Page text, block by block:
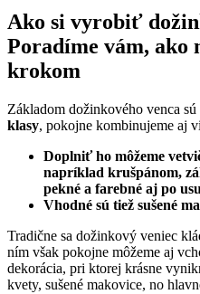
Ako si vyrobiť
Poradíme vám, ako
krokom
Základom dožinkového venca
klasy, pokojne kombinujeme aj
Doplniť ho môžeme
napríklad krušpánom,
pekné a farebné aj po
Vhodné sú tiež sušené
Tradične sa dožinkový veniec
ním však pokojne môžeme aj
dekorácia, pri ktorej krásne
kvety, sušené makovice, no